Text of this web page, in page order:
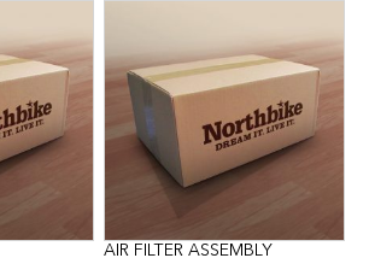
AIR FILTER ASSEMBLY